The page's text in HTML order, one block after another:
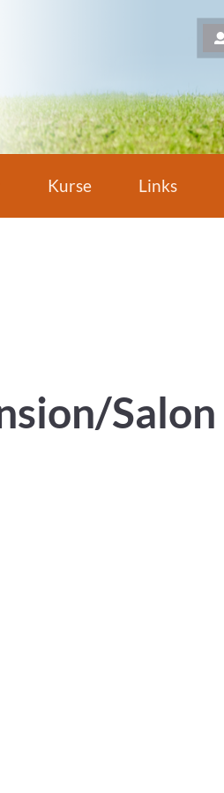
Kurse Links
Salon